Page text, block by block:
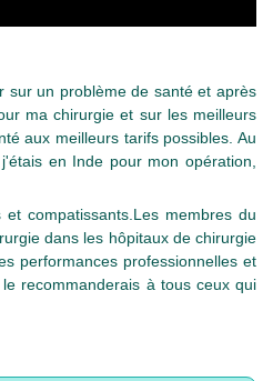
sur un problème de santé et après
ma chirurgie et sur les meilleurs
aux meilleurs tarifs possibles. Au
en Inde pour mon opération,
compatissants.Les membres du
dans les hôpitaux de chirurgie
performances professionnelles et
recommanderais à tous ceux qui